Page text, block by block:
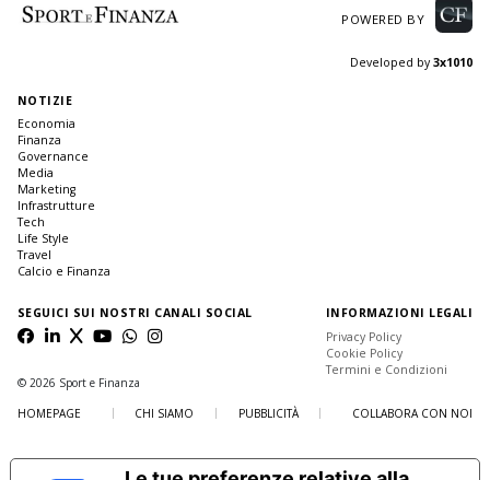
POWERED BY
Developed by3x1010
NOTIZIE
Economia
Finanza
Governance
Media
Marketing
Infrastrutture
Tech
Life Style
Travel
Calcio e Finanza
SEGUICI SUI NOSTRI CANALI SOCIAL
INFORMAZIONI LEGALI
Privacy Policy
Cookie Policy
Termini e Condizioni
© 2026 Sport e Finanza
HOMEPAGE
CHI SIAMO PUBBLICITÀ COLLABORA CON NOI